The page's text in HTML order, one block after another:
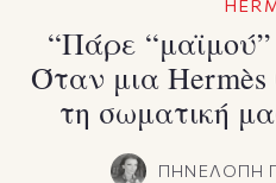
“Πάρε
Όταν μια Hermès
τη σωματική
ΠΗΝΕΛΟΠΗ